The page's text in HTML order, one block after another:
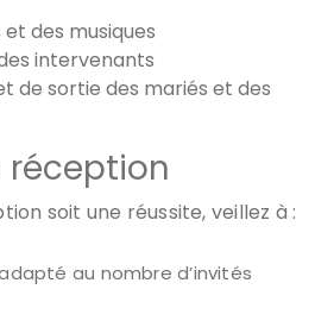
des musiques
intervenants
de sortie des mariés et des
réception
soit une réussite, veillez à :
au nombre d’invités